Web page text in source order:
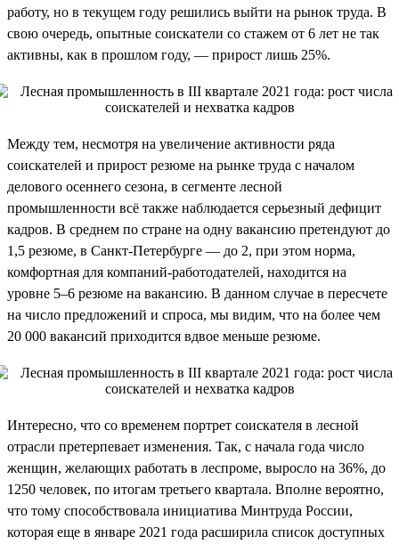
работу, но в текущем году решились выйти на рынок труда. В
свою очередь, опытные соискатели со стажем от 6 лет не так
активны, как в прошлом году, — прирост лишь 25%.
Между тем, несмотря на увеличение активности ряда
соискателей и прирост резюме на рынке труда с началом
делового осеннего сезона, в сегменте лесной
промышленности всё также наблюдается серьезный дефицит
кадров. В среднем по стране на одну вакансию претендуют до
1,5 резюме, в Санкт-Петербурге — до 2, при этом норма,
комфортная для компаний-работодателей, находится на
уровне 5–6 резюме на вакансию. В данном случае в пересчете
на число предложений и спроса, мы видим, что на более чем
20 000 вакансий приходится вдвое меньше резюме.
Интересно, что со временем портрет соискателя в лесной
отрасли претерпевает изменения. Так, с начала года число
женщин, желающих работать в леспроме, выросло на 36%, до
1250 человек, по итогам третьего квартала. Вполне вероятно,
что тому способствовала инициатива Минтруда России,
которая еще в январе 2021 года расширила список доступных